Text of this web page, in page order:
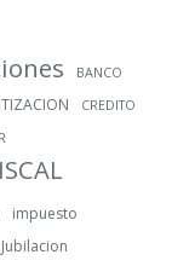
BANCO
CREDITO
impuesto
Jubilacion